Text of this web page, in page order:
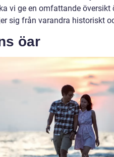
vi ge en omfattande översikt
sig från varandra historiskt
öar